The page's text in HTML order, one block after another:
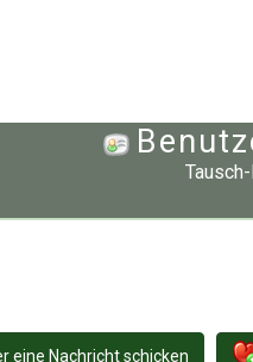
eine Nachricht schicken